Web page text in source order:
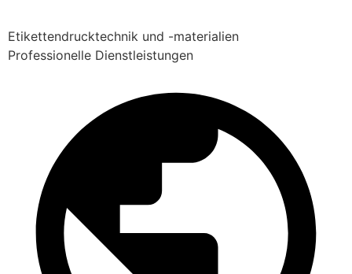
Etikettendrucktechnik und -materialien
Professionelle Dienstleistungen